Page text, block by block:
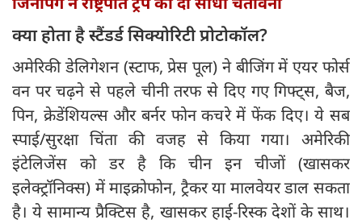
क्या होता है स्टैंडर्ड सिक्योरिटी प्रोटोकॉल?
अमेरिकी डेलिगेशन (स्टाफ, प्रेस पूल) ने बीजिंग में एयर फोर्स
वन पर चढ़ने से पहले चीनी तरफ से दिए गए गिफ्ट्स, बैज,
पिन, क्रेडेंशियल्स और बर्नर फोन कचरे में फेंक दिए। ये सब
स्पाई/सुरक्षा चिंता की वजह से किया गया। अमेरिकी
इंटेलिजेंस को डर है कि चीन इन चीजों (खासकर
इलेक्ट्रॉनिक्स) में माइक्रोफोन, ट्रैकर या मालवेयर डाल सकता
है। ये सामान्य प्रैक्टिस है, खासकर हाई-रिस्क देशों के साथ।